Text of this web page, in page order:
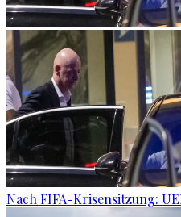
Nach FIFA-Krisensitzung: